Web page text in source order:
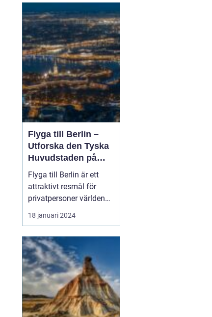
naturlig skönhet, är ett
populärt val för skolr...
Flyga till Berlin –
Utforska den Tyska
Huvudstaden på
Nära Håll
Flyga till Berlin är ett
attraktivt resmål för
privatpersoner världen
över. Staden i sig bjuder
på en rik historia,
många sevärdheter. I
denna artikel kommer vi
att ge dig en grundlig
översikt över att resa till
Berlin, presenter...
18 januari 2024